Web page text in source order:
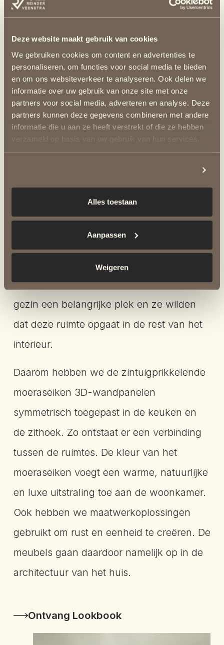
Deze website maakt gebruik van cookies
We gebruiken cookies om content en advertenties te
personaliseren, om functies voor social media te bieden
en om ons websiteverkeer te analyseren. Ook delen we
informatie over uw gebruik van onze site met onze
partners voor social media, adverteren en analyse. Deze
partners kunnen deze gegevens combineren met andere
informatie die u aan ze heeft verstrekt of die ze hebben
verzameld op basis van uw gebruik van hun services.
Alles toestaan
Aanpassen
Weigeren
gespecialiseerd in high-end
interieurontwerpen. In onsportfolio
dan ook veel voorbeelden vanluxe
interieur design. Hieronder nemen we 3
interieurontwerpen van luxueuze villa’s
onder de loep.
Interieurontwerp
Het doel van deze opdracht was om een
warm en uniek interieur te creëren. De
hierbij complete hulp, omdat ze het al druk
genoeg hebben. De keuken is voor het
gezin een belangrijke plek en ze wilden
dat deze ruimte opgaat in de rest van het
interieur.
Daarom hebben we de zintuigprikkelende
moeraseiken 3D-wandpanelen
symmetrisch toegepast in de keuken en
de zithoek. Zo ontstaat er een verbinding
tussen de ruimtes. De kleur van het
moeraseiken voegt een warme, natuurlijke
en luxe uitstraling toe aan de woonkamer.
Ook hebben we maatwerkoplossingen
gebruikt om rust en eenheid te creëren. De
meubels gaan daardoor namelijk op in de
architectuur van het huis.
Ontvang Lookbook